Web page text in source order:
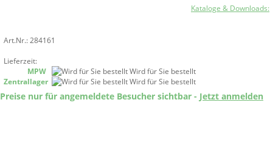
Kataloge & Downloads:
Art.Nr.: 284161
Lieferzeit:
MPW
Wird für Sie bestellt
Zentrallager
Wird für Sie bestellt
Preise nur für angemeldete Besucher sichtbar - Jetzt anmelden